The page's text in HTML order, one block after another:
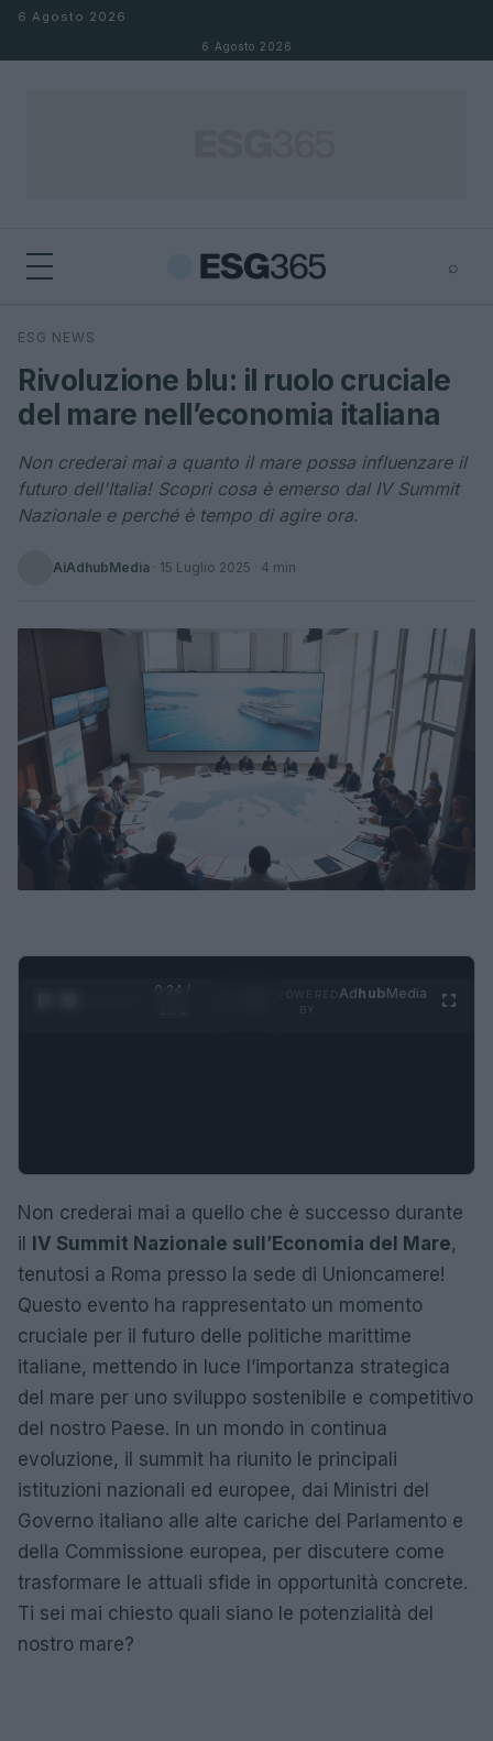
Salta al contenuto
6 Agosto 2026
6 Agosto 2026
⌕
Cerca
ESG NEWS
Rivoluzione blu: il ruolo cruciale
del mare nell’economia italiana
Non crederai mai a quanto il mare possa influenzare il
futuro dell'Italia! Scopri cosa è emerso dal IV Summit
Nazionale e perché è tempo di agire ora.
AiAdhubMedia · 15 Luglio 2025 · 4 min
0:25 /
AdhubMedia
Non crederai mai a quello che è successo durante
il IV Summit Nazionale sull’Economia del Mare,
tenutosi a Roma presso la sede di Unioncamere!
Questo evento ha rappresentato un momento
cruciale per il futuro delle politiche marittime
italiane, mettendo in luce l’importanza strategica
del mare per uno sviluppo sostenibile e competitivo
del nostro Paese. In un mondo in continua
evoluzione, il summit ha riunito le principali
istituzioni nazionali ed europee, dai Ministri del
Governo italiano alle alte cariche del Parlamento e
della Commissione europea, per discutere come
trasformare le attuali sfide in opportunità concrete.
Ti sei mai chiesto quali siano le potenzialità del
nostro mare?